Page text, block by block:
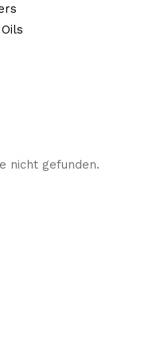
Oils
nicht gefunden.